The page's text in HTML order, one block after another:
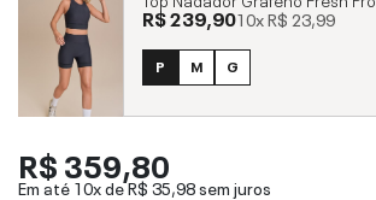
R$ 239,9010xR$ 23,99
P M G
R$ 359,80
Em até 10x deR$ 35,98sem juros